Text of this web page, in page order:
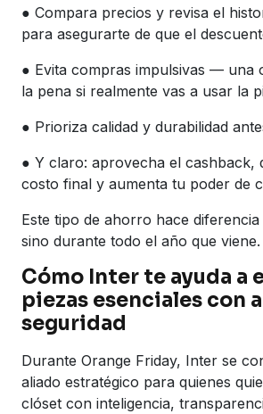
● Compara precios y revisa el
para asegurarte de que el
● Evita compras impulsivas — una
la pena si realmente vas a usar la
● Prioriza calidad y durabilidad
● Y claro: aprovecha el cashback,
costo final y aumenta tu poder de
Este tipo de ahorro hace
sino durante todo el año que viene.
Cómo Inter te ayuda a
piezas esenciales con
seguridad
Durante Orange Friday, Inter se
aliado estratégico para quienes
clóset con inteligencia,